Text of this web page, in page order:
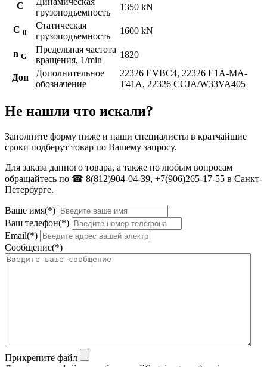
C
грузоподъемность
1350 kN
С 0
Статическая
грузоподъемность
1600 kN
n G
Предельная частота
вращения, 1/min
1820
Доп
Дополнительное
обозначение
22326 EVBC4, 22326 E1A-MA-
T41A, 22326 CCJA/W33VA405
Не нашли что искали?
Заполните форму ниже и наши специалисты в кратчайшие
сроки подберут товар по Вашему запросу.
Для заказа данного товара, а также по любым вопросам
обращайтесь по ☎ 8(812)904-04-39, +7(906)265-17-55 в Санкт-
Петербурге.
Ваше имя(*)
Ваш телефон(*)
Email(*)
Сообщение(*)
Прикрепите файл